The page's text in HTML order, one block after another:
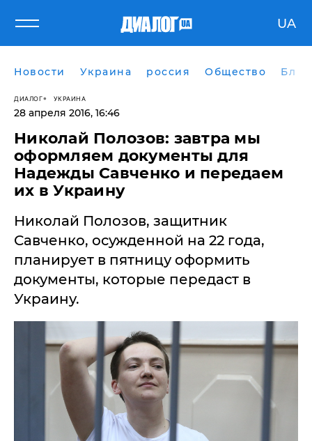
UA
Новости Украина россия Общество
ДИАЛОГ УКРАИНА
28 апреля 2016, 16:46
Николай Полозов: завтра мы
оформляем документы для
Надежды Савченко и передаем
их в Украину
Николай Полозов, защитник
Савченко, осужденной на 22 года,
планирует в пятницу оформить
документы, которые передаст в
Украину.